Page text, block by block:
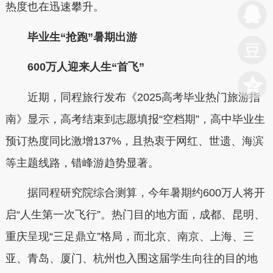
热度也在迅速攀升。
毕业生“抢跑”暑期出游
600万人迎来人生“首飞”
近期，同程旅行发布《2025高考毕业热门旅游指
南》显示，高考结束到志愿填报“空档期”，高中毕业生
预订热度同比激增137%，且热衷于网红、世遗、海滨
等主题线路，错峰游趋势显著。
据同程研究院综合测算，今年暑期约600万人将开
启“人生第一次飞行”。热门目的地方面，成都、昆明、
重庆呈现“三足鼎立”格局，而北京、南京、上海、三
亚、青岛、厦门、杭州也入围这届学生向往的目的地